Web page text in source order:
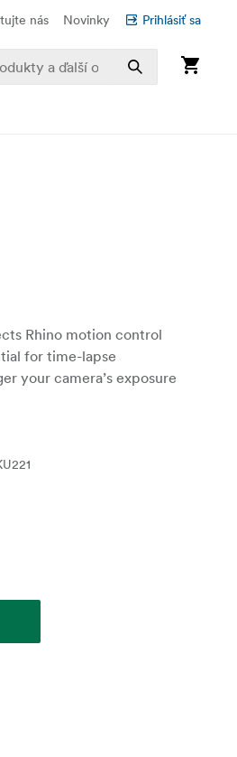
nás Novinky Prihlásiť sa
Rhino motion control
for time-lapse
your camera’s exposure